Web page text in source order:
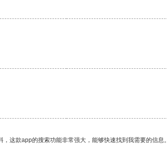
这款app的搜索功能非常强大，能够快速找到我需要的信息。